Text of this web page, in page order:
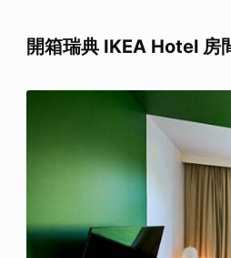
開箱瑞典 IKEA Hotel 房